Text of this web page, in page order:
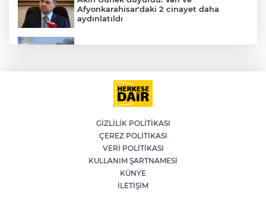
Afyonkarahisar'daki 2 cinayet daha
aydınlatıldı
İran'dan Müslümanlara kötü niyetli dış
güçlere karşı birleşme çağrısı
Kağıthane'de 104 kilogram uyuşturucu
ele geçirildi
GİZLİLİK POLİTİKASI
ÇEREZ POLİTİKASI
VERİ POLİTİKASI
KULLANIM ŞARTNAMESİ
KÜNYE
İLETİŞİM